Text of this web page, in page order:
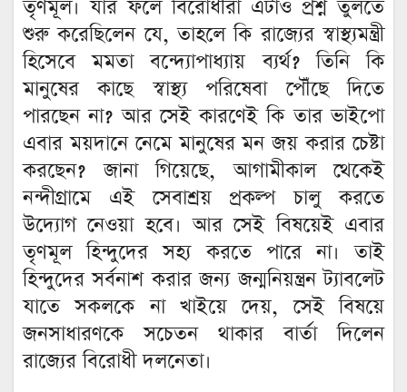
তৃণমূল। যার ফলে বিরোধীরা এটাও প্রশ্ন তুলতে
শুরু করেছিলেন যে, তাহলে কি রাজ্যের স্বাস্থ্যমন্ত্রী
হিসেবে মমতা বন্দ্যোপাধ্যায় ব্যর্থ? তিনি কি
মানুষের কাছে স্বাস্থ্য পরিষেবা পৌঁছে দিতে
পারছেন না? আর সেই কারণেই কি তার ভাইপো
এবার ময়দানে নেমে মানুষের মন জয় করার চেষ্টা
করছেন? জানা গিয়েছে, আগামীকাল থেকেই
নন্দীগ্রামে এই সেবাশ্রয় প্রকল্প চালু করতে
উদ্যোগ নেওয়া হবে। আর সেই বিষয়েই এবার
তৃণমূল হিন্দুদের সহ্য করতে পারে না। তাই
হিন্দুদের সর্বনাশ করার জন্য জন্মনিয়ন্ত্রন ট্যাবলেট
যাতে সকলকে না খাইয়ে দেয়, সেই বিষয়ে
জনসাধারণকে সচেতন থাকার বার্তা দিলেন
রাজ্যের বিরোধী দলনেতা।